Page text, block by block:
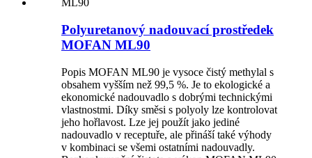
Polyuretanový nadouvací prostředek
MOFAN ML90
Popis MOFAN ML90 je vysoce čistý methylal s
obsahem vyšším než 99,5 %. Je to ekologické a
ekonomické nadouvadlo s dobrými technickými
vlastnostmi. Díky směsi s polyoly lze kontrolovat
jeho hořlavost. Lze jej použít jako jediné
nadouvadlo v receptuře, ale přináší také výhody
v kombinaci se všemi ostatními nadouvadly.